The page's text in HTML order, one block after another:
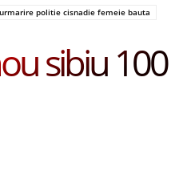
urmarire politie cisnadie femeie bauta
sibiu 100